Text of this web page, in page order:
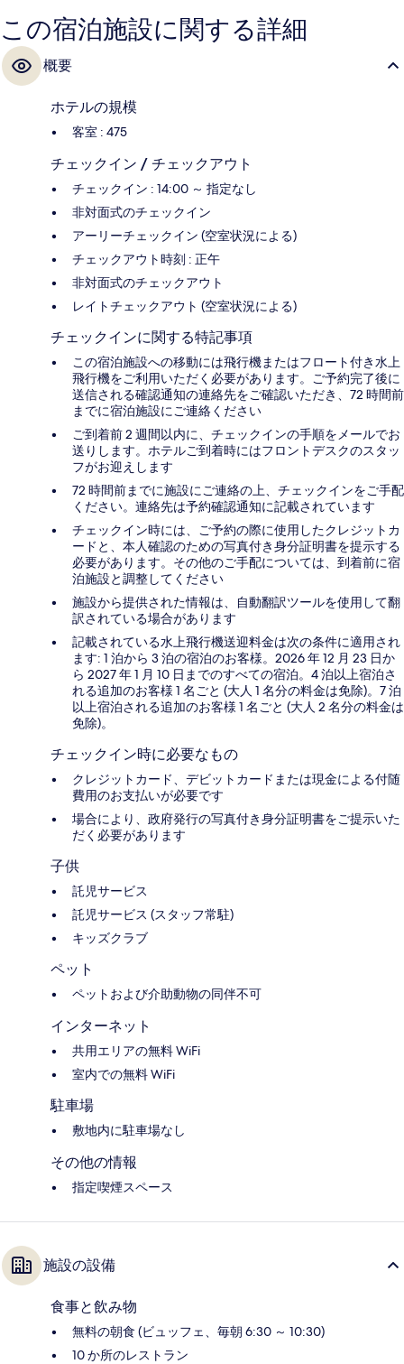
この宿泊施設に関する詳細
概要
ホテルの規模
客室 : 475
チェックイン / チェックアウト
チェックイン : 14:00 ～ 指定なし
非対面式のチェックイン
アーリーチェックイン (空室状況による)
チェックアウト時刻 : 正午
非対面式のチェックアウト
レイトチェックアウト (空室状況による)
チェックインに関する特記事項
この宿泊施設への移動には飛行機またはフロート付き水上
飛行機をご利用いただく必要があります。ご予約完了後に
送信される確認通知の連絡先をご確認いただき、72 時間前
までに宿泊施設にご連絡ください
ご到着前 2 週間以内に、チェックインの手順をメールでお
送りします。ホテルご到着時にはフロントデスクのスタッ
フがお迎えします
72 時間前までに施設にご連絡の上、チェックインをご手配
ください。連絡先は予約確認通知に記載されています
チェックイン時には、ご予約の際に使用したクレジットカ
ードと、本人確認のための写真付き身分証明書を提示する
必要があります。その他のご手配については、到着前に宿
泊施設と調整してください
施設から提供された情報は、自動翻訳ツールを使用して翻
訳されている場合があります
記載されている水上飛行機送迎料金は次の条件に適用され
ます: 1 泊から 3 泊の宿泊のお客様。2026 年 12 月 23 日か
ら 2027 年 1 月 10 日までのすべての宿泊。4 泊以上宿泊さ
れる追加のお客様 1 名ごと (大人 1 名分の料金は免除)。7 泊
以上宿泊される追加のお客様 1 名ごと (大人 2 名分の料金は
免除)。
チェックイン時に必要なもの
クレジットカード、デビットカードまたは現金による付随
費用のお支払いが必要です
場合により、政府発行の写真付き身分証明書をご提示いた
だく必要があります
子供
託児サービス
託児サービス (スタッフ常駐)
キッズクラブ
ペット
ペットおよび介助動物の同伴不可
インターネット
共用エリアの無料 WiFi
室内での無料 WiFi
駐車場
敷地内に駐車場なし
その他の情報
指定喫煙スペース
施設の設備
食事と飲み物
無料の朝食 (ビュッフェ、毎朝 6:30 ～ 10:30)
10 か所のレストラン